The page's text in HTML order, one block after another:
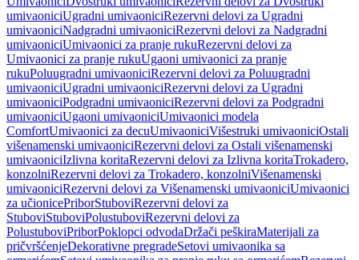
umivaoniciUgradni umivaoniciRezervni delovi za Ugradni
umivaoniciNadgradni umivaoniciRezervni delovi za Nadgradni
umivaoniciUmivaonici za pranje rukuRezervni delovi za
Umivaonici za pranje rukuUgaoni umivaonici za pranje
rukuPoluugradni umivaoniciRezervni delovi za Poluugradni
umivaoniciUgradni umivaoniciRezervni delovi za Ugradni
umivaoniciPodgradni umivaoniciRezervni delovi za Podgradni
umivaoniciUgaoni umivaoniciUmivaonici modela
ComfortUmivaonici za decuUmivaoniciVišestruki umivaoniciOstali
višenamenski umivaoniciRezervni delovi za Ostali višenamenski
umivaoniciIzlivna koritaRezervni delovi za Izlivna koritaTrokadero,
konzolniRezervni delovi za Trokadero, konzolniVišenamenski
umivaoniciRezervni delovi za Višenamenski umivaoniciUmivaonici
za učionicePriborStuboviRezervni delovi za
StuboviStuboviPolustuboviRezervni delovi za
PolustuboviPriborPoklopci odvodaDržači peškiraMaterijali za
pričvršćenjeDekorativne pregradeSetovi umivaonika sa